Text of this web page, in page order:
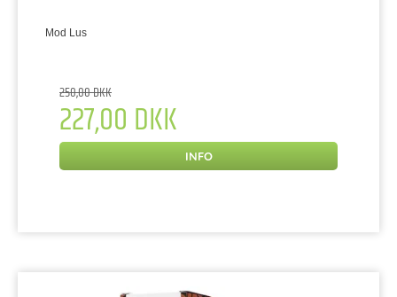
Mod Lus
250,00 DKK
227,00 DKK
INFO